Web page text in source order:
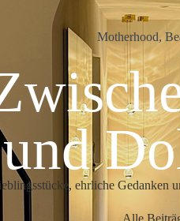
Motherhood,
und
ehrliche Gedanken
Alle